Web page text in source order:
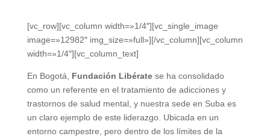
[vc_row][vc_column width=»1/4″][vc_single_image
image=»12982″ img_size=»full»][/vc_column][vc_column
width=»1/4″][vc_column_text]
En Bogotá, Fundación Libératese ha consolidado
como un referente en el tratamiento de adicciones y
trastornos de salud mental, y nuestra sede en Suba es
un claro ejemplo de este liderazgo. Ubicada en un
entorno campestre, pero dentro de los límites de la